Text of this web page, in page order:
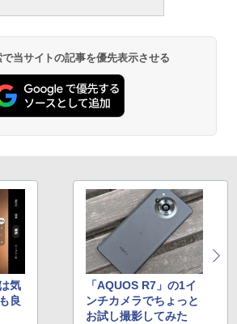
当サイトの記事を優先表示させる
気
良
「AQUOS R7」の1イ
ンチカメラでちょっと
お試し撮影してみた